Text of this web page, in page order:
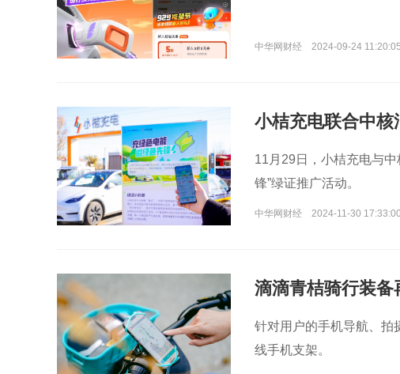
中华网财经 2024-09-24 11:20:05
小桔充电联合中
11月29日，小桔充电与
锋”绿证推广活动。
中华网财经 2024-11-30 17:33:00
滴滴青桔骑行装备
针对用户的手机导航、拍
线手机支架。